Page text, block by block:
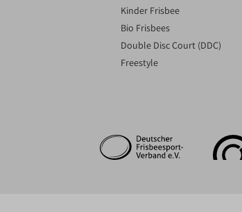
Kinder Frisbee
Bio Frisbees
Double Disc Court (DDC)
Freestyle